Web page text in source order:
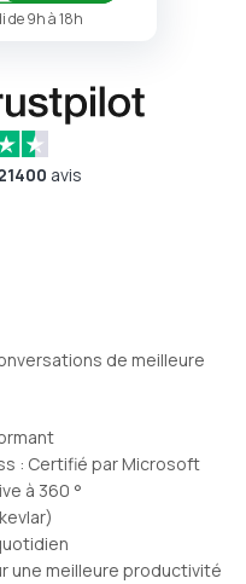
de 9h à 18h
avis
de meilleure
: Certifié par Microsoft
à 360 °
une meilleure productivité